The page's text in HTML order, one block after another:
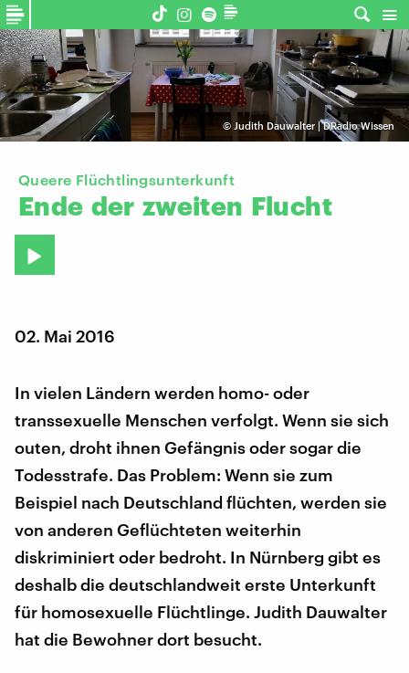
© Judith Dauwalter | DRadio Wissen
Queere Flüchtlingsunterkunft
Ende der zweiten Flucht
02. Mai 2016
In vielen Ländern werden homo- oder
transsexuelle Menschen verfolgt. Wenn sie sich
outen, droht ihnen Gefängnis oder sogar die
Todesstrafe. Das Problem: Wenn sie zum
Beispiel nach Deutschland flüchten, werden sie
von anderen Geflüchteten weiterhin
diskriminiert oder bedroht. In Nürnberg gibt es
deshalb die deutschlandweit erste Unterkunft
für homosexuelle Flüchtlinge. Judith Dauwalter
hat die Bewohner dort besucht.